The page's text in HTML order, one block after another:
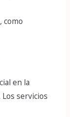
como
en la
servicios